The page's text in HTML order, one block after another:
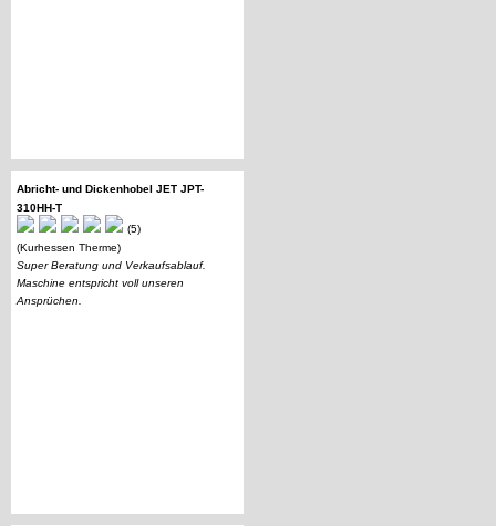
Abricht- und Dickenhobel JET JPT-
310HH-T
(5)
(Kurhessen Therme)
Super Beratung und Verkaufsablauf.
Maschine entspricht voll unseren
Ansprüchen.